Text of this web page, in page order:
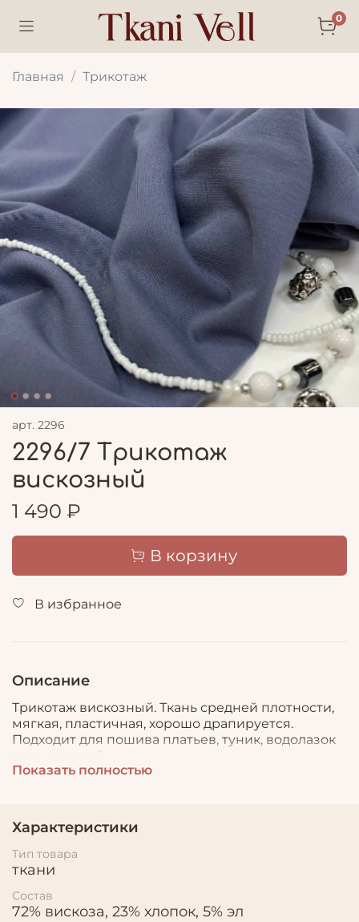
0
Главная Трикотаж
арт. 2296
2296/7 Трикотаж
вискозный
1 490 ₽
В корзину
В избранное
Описание
Трикотаж вискозный. Ткань средней плотности,
мягкая, пластичная, хорошо драпируется.
Подходит для пошива платьев, туник, водолазок
Показать полностью
Характеристики
Тип товара
ткани
Состав
72% вискоза, 23% хлопок, 5% эл